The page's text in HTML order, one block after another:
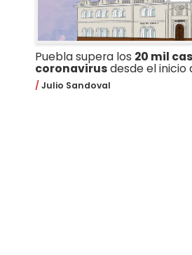
Puebla supera los 20 mil
coronavirusdesde el inicio
Julio Sandoval